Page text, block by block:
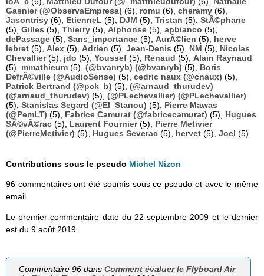
Gasnier (@ObservaEmpresa) (6), romu (6), cheramy (6),
Jasontrisy (6), EtienneL (5), DJM (5), Tristan (5), StÃ©phane
(5), Gilles (5), Thierry (5), Alphonse (5), apbianco (5),
dePassage (5), Sans_importance (5), AurÃ©lien (5), herve
lebret (5), Alex (5), Adrien (5), Jean-Denis (5), NM (5), Nicolas
Chevallier(5), jdo (5), Youssef (5), Renaud (5), Alain Raynaud
(5), mmathieum (5), (@bvanryb) (@bvanryb) (5), Boris
DefrÃ©ville (@AudioSense) (5), cedric naux (@cnaux) (5),
Patrick Bertrand (@pck_b) (5), (@arnaud_thurudev)
(@arnaud_thurudev) (5), (@PLechevallier) (@PLechevallier)
(5), Stanislas Segard (@El_Stanou) (5), Pierre Mawas
(@PemLT) (5), Fabrice Camurat (@fabricecamurat) (5), Hugues
SÃ©vÃ©rac (5), Laurent Fournier(5), Pierre Metivier
(@PierreMetivier) (5), Hugues Severac (5), hervet (5), Joel (5)
Contributions sous le pseudo Michel Nizon
96 commentaires ont été soumis sous ce pseudo et avec le même
email.
Le premier commentaire date du 22 septembre 2009 et le dernier
est du 9 août 2019.
Commentaire 96 dansComment évaluer le Flyboard Air